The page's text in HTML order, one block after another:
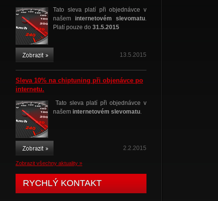
Tato sleva platí při objednávce v
našem internetovém slevomatu.
Platí pouze do 31.5.2015
13.5.2015
Sleva 10% na chiptuning při objenávce po
internetu.
Tato sleva platí při objednávce v
našem internetovém slevomatu.
2.2.2015
Zobrazit všechny aktuality »
RYCHLÝ KONTAKT